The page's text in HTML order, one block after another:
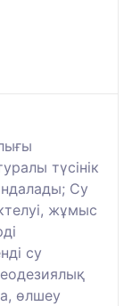
түсінік
Су
жұмыс
су
өлшеу